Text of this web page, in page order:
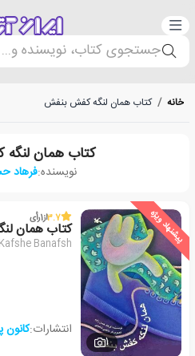
دسته‌بندی
جستجوی کتاب، نویسنده و...
خانه / کتاب همان لنگه کفش بنفش
کتاب همان
نویسنده:فرهاد
پیشنهاد ویژه
1
3.7از1رأی
کتاب همان
Banafsh
انتشارات: